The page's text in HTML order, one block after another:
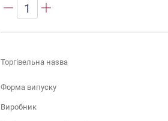
1
Торгівельна назва
Форма випуску
Виробник